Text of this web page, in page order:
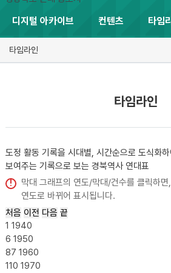
디지털 아카이브 컨텐츠 타임
타임라인
타임라인
도정 활동 기록을 시대별, 시간순으로 도식화
보여주는 기록으로 보는 경북역사 연대표
막대 그래프의 연도/막대/건수를 클릭하
연도로 바뀌어 표시됩니다.
처음 이전 다음 끝
1 1940
6 1950
87 1960
110 1970